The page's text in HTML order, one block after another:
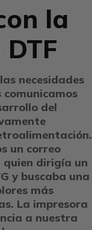
la
necesidades
comunicamos
del
un correo
quien dirigía un
y buscaba una
más
La impresora
a nuestra